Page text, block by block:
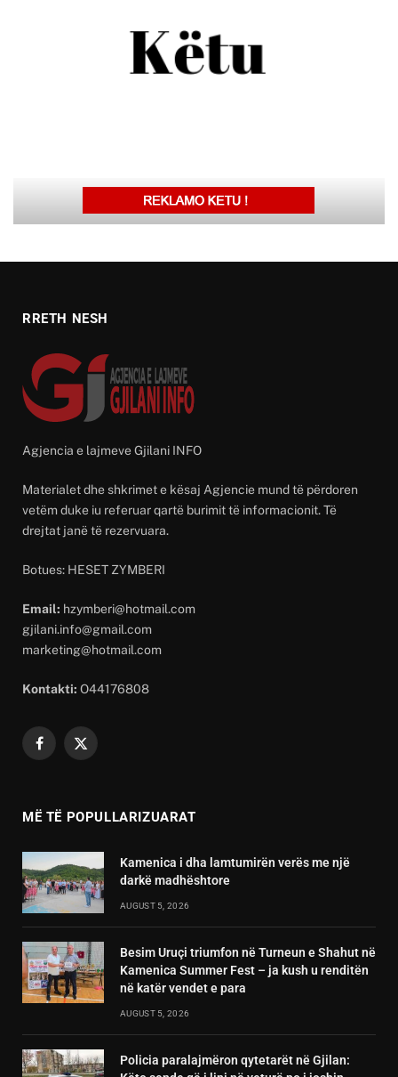
RRETH NESH
Agjencia e lajmeve Gjilani INFO
Materialet dhe shkrimet e kësaj Agjencie mund të përdoren
vetëm duke iu referuar qartë burimit të informacionit. Të
drejtat janë të rezervuara.
Botues: HESET ZYMBERI
Email: hzymberi@hotmail.com
gjilani.info@gmail.com
marketing@hotmail.com
Kontakti: O44176808
Facebook
X
MË TË POPULLARIZUARAT
Kamenica i dha lamtumirën verës me një
darkë madhështore
AUGUST 5, 2026
Besim Uruçi triumfon në Turneun e Shahut në
Kamenica Summer Fest – ja kush u renditën
në katër vendet e para
AUGUST 5, 2026
Policia paralajmëron qytetarët në Gjilan: